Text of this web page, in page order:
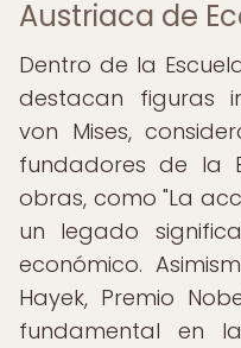
Austriaca de
Dentro de la
destacan figuras
von Mises,
fundadores de la
obras, como "La
un legado
económico.
Hayek, Premio
fundamental en